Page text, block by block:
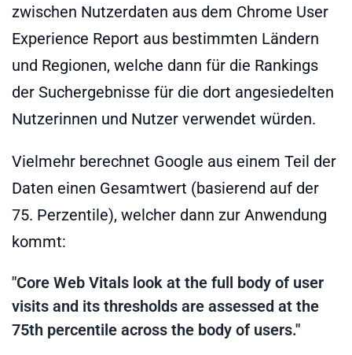
zwischen Nutzerdaten aus dem Chrome User
Experience Report aus bestimmten Ländern
und Regionen, welche dann für die Rankings
der Suchergebnisse für die dort angesiedelten
Nutzerinnen und Nutzer verwendet würden.
Vielmehr berechnet Google aus einem Teil der
Daten einen Gesamtwert (basierend auf der
75. Perzentile), welcher dann zur Anwendung
kommt:
"Core Web Vitals look at the full body of user
visits and its thresholds are assessed at the
75th percentile across the body of users."